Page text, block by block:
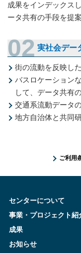
成果をインデックス
ータ共有の手段を提案
実社会デー
街の流動を反映し
バスロケーション
して、データ共有
交通系流動データ
地方自治体と共同
ご利用
センターについて
事業・プロジェクト紹
成果
お知らせ